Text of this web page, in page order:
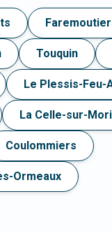
Touquin
Le Plessis-Feu-
La Celle-sur-
Coulommiers
Ormeaux